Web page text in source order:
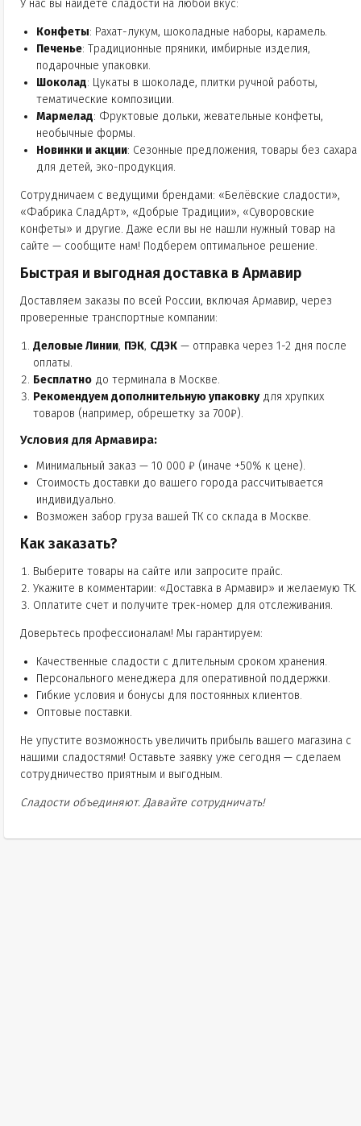
У нас вы найдете сладости на любой вкус:
Конфеты: Рахат-лукум, шоколадные наборы, карамель.
Печенье: Традиционные пряники, имбирные изделия,
подарочные упаковки.
Шоколад: Цукаты в шоколаде, плитки ручной работы,
тематические композиции.
Мармелад: Фруктовые дольки, жевательные конфеты,
необычные формы.
Новинки и акции: Сезонные предложения, товары без сахара
для детей, эко-продукция.
Сотрудничаем с ведущими брендами: «Белёвские сладости»,
«Фабрика СладАрт», «Добрые Традиции», «Суворовские
конфеты» и другие. Даже если вы не нашли нужный товар на
сайте — сообщите нам! Подберем оптимальное решение.
Быстрая и выгодная доставка в Армавир
Доставляем заказы по всей России, включая Армавир, через
проверенные транспортные компании:
Деловые Линии, ПЭК, СДЭК — отправка через 1-2 дня после
оплаты.
Бесплатно до терминала в Москве.
Рекомендуем дополнительную упаковкудля хрупких
товаров (например, обрешетку за 700₽).
Условия для Армавира:
Минимальный заказ — 10 000 ₽ (иначе +50% к цене).
Стоимость доставки до вашего города рассчитывается
индивидуально.
Возможен забор груза вашей ТК со склада в Москве.
Как заказать?
Выберите товары на сайте или запросите прайс.
Укажите в комментарии: «Доставка в Армавир» и желаемую ТК.
Оплатите счет и получите трек-номер для отслеживания.
Доверьтесь профессионалам! Мы гарантируем:
Качественные сладости с длительным сроком хранения.
Персонального менеджера для оперативной поддержки.
Гибкие условия и бонусы для постоянных клиентов.
Оптовые поставки.
Не упустите возможность увеличить прибыль вашего магазина с
нашими сладостями! Оставьте заявку уже сегодня — сделаем
сотрудничество приятным и выгодным.
Сладости объединяют. Давайте сотрудничать!